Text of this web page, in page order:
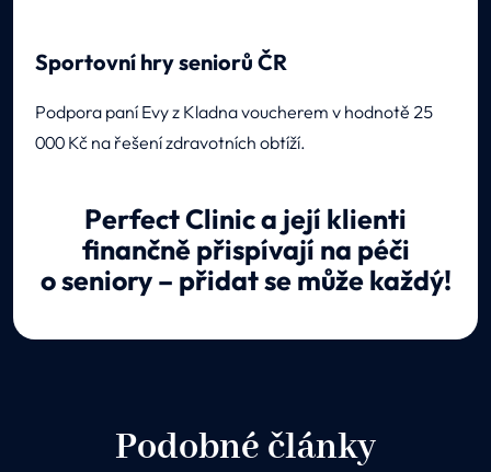
Sportovní hry seniorů ČR
Podpora paní Evy z Kladna voucherem v hodnotě 25
000 Kč na řešení zdravotních obtíží.
Perfect Clinic a její klienti
finančně přispívají na péči
o seniory – přidat se může každý!
Podobné články